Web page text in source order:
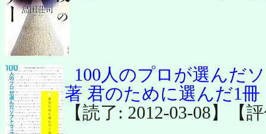
100人のプロが選んだ
著 君のために選んだ1冊
【読了: 2012-03-08】【